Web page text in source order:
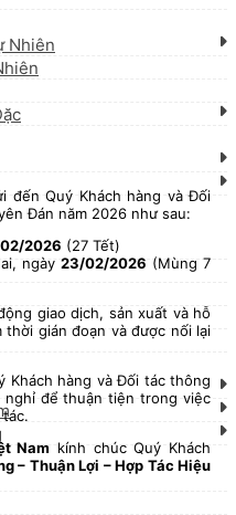
Nhiên
đến Quý Khách hàng và Đối
Đán năm 2026 như sau:
2026 (27 Tết)
ngày 23/02/2026 (Mùng 7
giao dịch, sản xuất và hỗ
thời gián đoạn và được nối lại
Khách hàng và Đối tác thông
để thuận tiện trong việc
Nam kính chúc Quý Khách
– Thuận Lợi – Hợp Tác Hiệu